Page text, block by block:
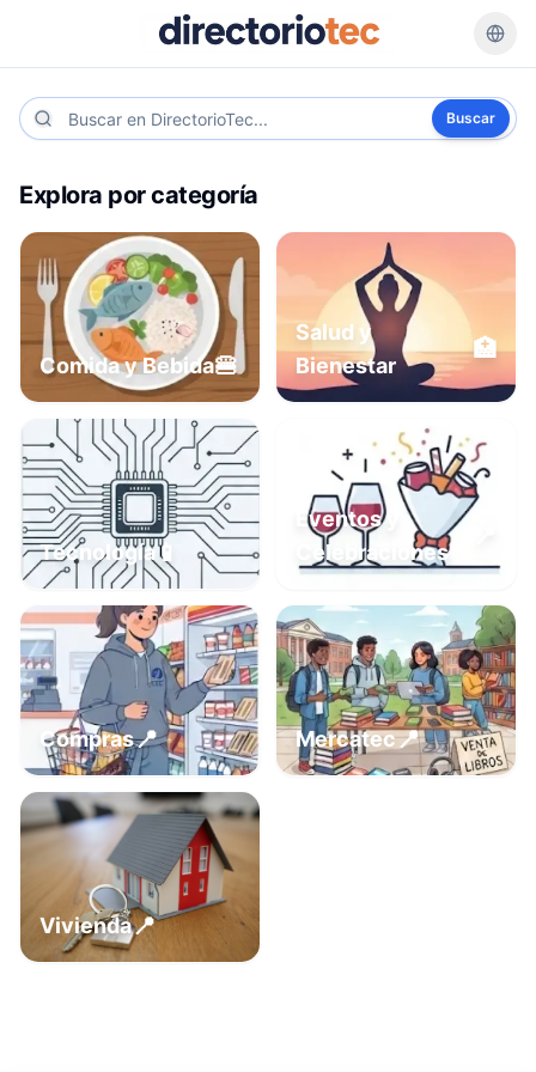
Buscar
Explora por categoría
Comida y Bebida🍔
Salud y
Bienestar
🏥
Tecnología📱
Eventos y
Celebraciones
Compras📍 Mercatec📍
Vivienda📍